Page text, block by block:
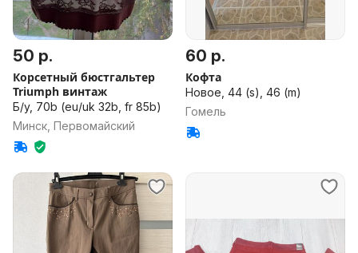
50 р.
Корсетный бюстгальтер
Triumph винтаж
Б/у, 70b (eu/uk 32b, fr 85b)
Минск, Первомайский
60 р.
Кофта
Новое, 44 (s), 46 (m)
Гомель